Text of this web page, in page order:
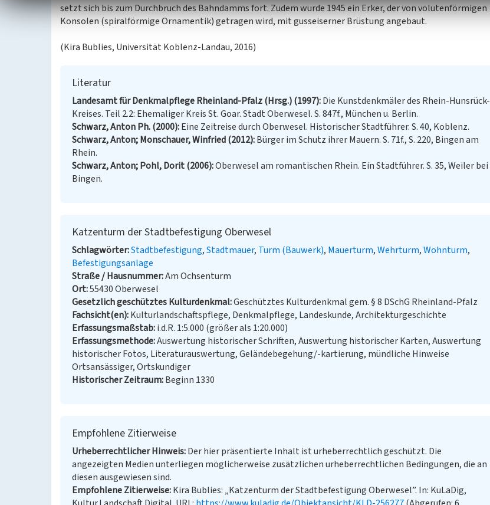
setzt sich bis zum Durchbruch des Bahndamms fort. Zudem wurde 1945 ein Erker, der von volutenförmigen
Konsolen (spiralförmige Ornamentik) getragen wird, mit gusseiserner Brüstung angebaut.
(Kira Bublies, Universität Koblenz-Landau, 2016)
Literatur
Landesamt für Denkmalpflege Rheinland-Pfalz (Hrsg.) (1997) Die Kunstdenkmäler des Rhein-Hunsrück-
Kreises. Teil 2.2: Ehemaliger Kreis St. Goar. Stadt Oberwesel. S. 847f., München u. Berlin.
Schwarz, Anton Ph. (2000) Eine Zeitreise durch Oberwesel. Historischer Stadtführer. S. 40, Koblenz.
Schwarz, Anton; Monschauer, Winfried (2012) Bürger im Schutz ihrer Mauern. S. 71f., S. 220, Bingen am
Rhein.
Schwarz, Anton; Pohl, Dorit (2006) Oberwesel am romantischen Rhein. Ein Stadtführer. S. 35, Weiler bei
Bingen.
Katzenturm der Stadtbefestigung Oberwesel
Schlagwörter Stadtbefestigung Stadtmauer Turm (Bauwerk) Mauerturm Wehrturm Wohnturm
Befestigungsanlage
Straße / Hausnummer Am Ochsenturm
Ort 55430 Oberwesel
Gesetzlich geschütztes Kulturdenkmal Geschütztes Kulturdenkmal gem. § 8 DSchG Rheinland-Pfalz
Fachsicht(en) Kulturlandschaftspflege, Denkmalpflege, Landeskunde, Architekturgeschichte
Erfassungsmaßstab i.d.R. 1:5.000 (größer als 1:20.000)
Erfassungsmethode Auswertung historischer Schriften, Auswertung historischer Karten, Auswertung
historischer Fotos, Literaturauswertung, Geländebegehung/-kartierung, mündliche Hinweise
Ortsansässiger, Ortskundiger
Historischer Zeitraum Beginn 1330
Empfohlene Zitierweise
Urheberrechtlicher Hinweis Der hier präsentierte Inhalt ist urheberrechtlich geschützt. Die
angezeigten Medien unterliegen möglicherweise zusätzlichen urheberrechtlichen Bedingungen, die an
diesen ausgewiesen sind.
Empfohlene Zitierweise Kira Bublies: „Katzenturm der Stadtbefestigung Oberwesel”. In: KuLaDig,